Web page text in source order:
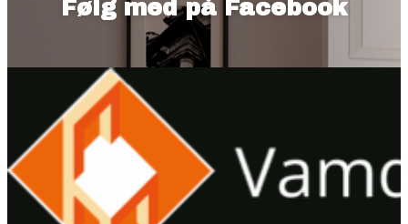
Følg med på Facebook